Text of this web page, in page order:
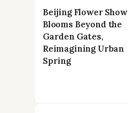
Beijing Flower Show
Blooms Beyond the
Garden Gates,
Reimagining Urban
Spring